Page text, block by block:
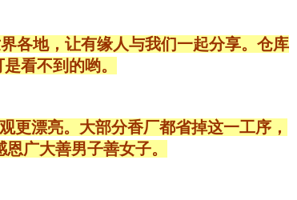
各地，让有缘人与我们一起分享。仓库
看不到的哟。
更漂亮。大部分香厂都省掉这一工序，
广大善男子善女子。